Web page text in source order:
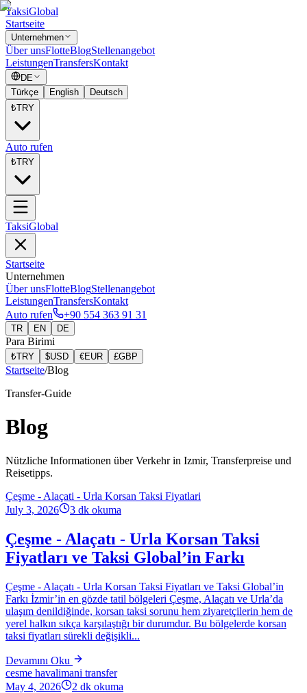
TaksiGlobal
Startseite
Unternehmen
Über unsFlotteBlogStellenangebot
LeistungenTransfersKontakt
DE
Türkçe
English
Deutsch
₺TRY
Auto rufen
₺TRY
TaksiGlobal
Startseite
Unternehmen
Über unsFlotteBlogStellenangebot
LeistungenTransfersKontakt
Auto rufen
+90 554 363 91 31
TR EN DE
Para Birimi
₺TRY $USD €EUR £GBP
Startseite/Blog
Transfer-Guide
Blog
Nützliche Informationen über Verkehr in Izmir, Transferpreise und
Reisetipps.
Çeşme - Alaçati - Urla Korsan Taksi Fiyatlari
July 3, 2026
3 dk okuma
Çeşme - Alaçatı - Urla Korsan Taksi
Fiyatları ve Taksi Global’in Farkı
Çeşme - Alaçatı - Urla Korsan Taksi Fiyatları ve Taksi Global’in
Farkı İzmir’in en gözde tatil bölgeleri Çeşme, Alaçatı ve Urla’da
ulaşım denildiğinde, korsan taksi sorunu hem ziyaretçilerin hem de
yerel halkın sıkça karşılaştığı bir durumdur. Bu bölgelerde korsan
taksi fiyatları sürekli değişikli...
Devamını Oku
cesme havalimani transfer
May 4, 2026
2 dk okuma